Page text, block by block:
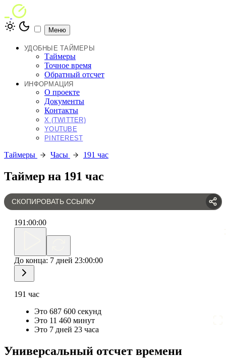
Меню
УДОБНЫЕ ТАЙМЕРЫ
Таймеры
Точное время
Обратный отсчет
ИНФОРМАЦИЯ
О проекте
Документы
Контакты
X (TWITTER)
YOUTUBE
PINTEREST
Таймеры Часы 191 час
Таймер на 191 час
СКОПИРОВАТЬ ССЫЛКУ
191 :00:00
До конца: 7 дней 23:00:00
191 час
Это 687 600 секунд
Это 11 460 минут
Это 7 дней 23 часа
Универсальный отсчет времени